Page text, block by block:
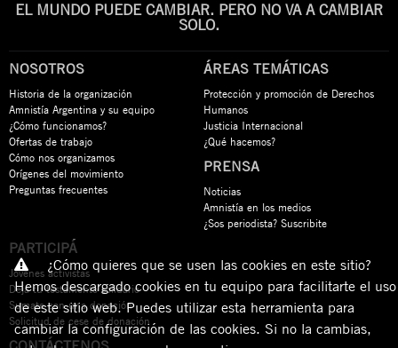
EL MUNDO PUEDE CAMBIAR. PERO NO VA A CAMBIAR
SOLO.
NOSOTROS
Historia de la organización
Amnistía Argentina y su equipo
¿Cómo funcionamos?
Ofertas de trabajo
Cómo nos organizamos
Orígenes del movimiento
Preguntas frecuentes
ÁREAS TEMÁTICAS
Protección y promoción de Derechos
Humanos
Justicia Internacional
¿Qué hacemos?
PRENSA
Noticias
Amnistía en los medios
¿Sos periodista? Suscribite
PARTICIPÁ
Jóvenes activistas
Dejá tu testamento solidario
Sumate con una donación
Solicitud de cese de donación
¿Cómo quieres que se usen las cookies en este sitio?
Hemos descargado cookies en tu equipo para facilitarte el uso
de este sitio web. Puedes utilizar esta herramienta para
cambiar la configuración de las cookies. Si no la cambias,